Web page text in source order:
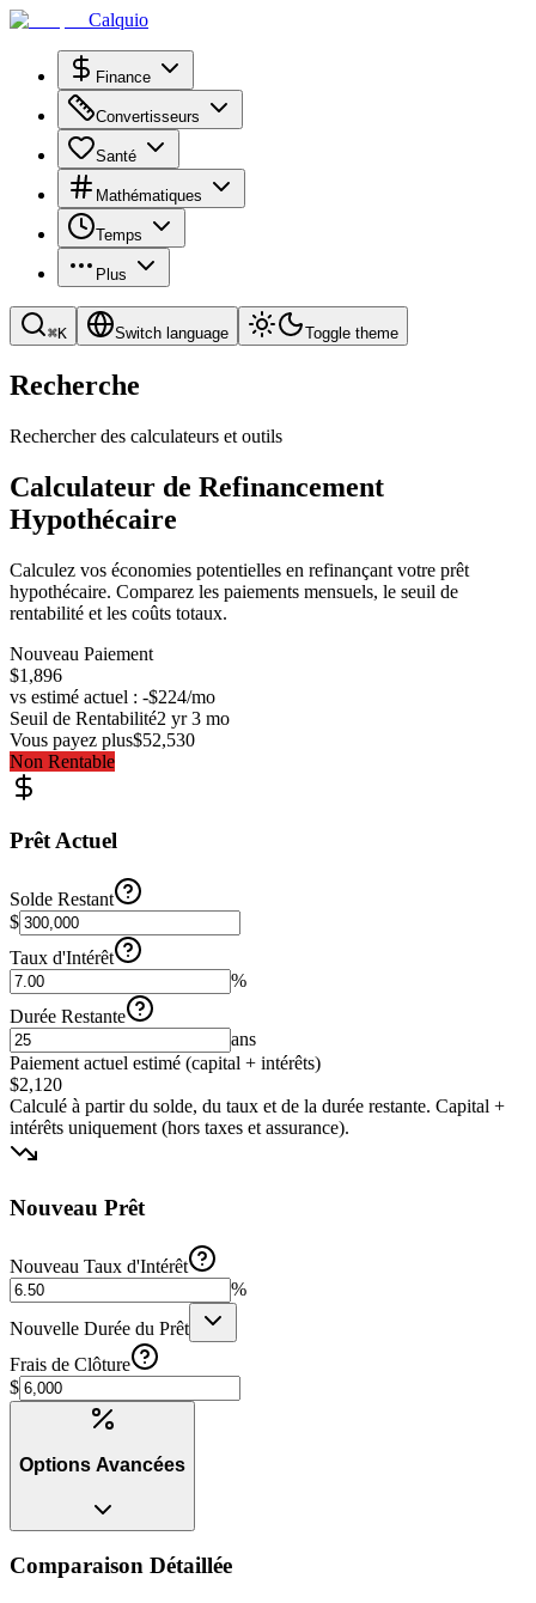
Calquio
Finance
Convertisseurs
Santé
Mathématiques
Temps
Plus
⌘K Switch language Toggle theme
Recherche
Rechercher des calculateurs et outils
Calculateur de Refinancement
Hypothécaire
Calculez vos économies potentielles en refinançant votre prêt
hypothécaire. Comparez les paiements mensuels, le seuil de
rentabilité et les coûts totaux.
Nouveau Paiement
$1,896
vs estimé actuel : -$224/mo
Seuil de Rentabilité2 yr 3 mo
Vous payez plus$52,530
Non Rentable
Prêt Actuel
Solde Restant
$
Taux d'Intérêt
%
Durée Restante
ans
Paiement actuel estimé (capital + intérêts)
$2,120
Calculé à partir du solde, du taux et de la durée restante. Capital +
intérêts uniquement (hors taxes et assurance).
Nouveau Prêt
Nouveau Taux d'Intérêt
%
Nouvelle Durée du Prêt
Frais de Clôture
$
Options Avancées
Comparaison Détaillée